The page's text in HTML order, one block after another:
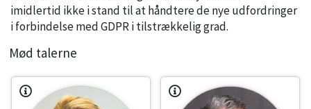
imidlertid ikke i stand til at håndtere de nye udfordringer
i forbindelse med GDPR i tilstrækkelig grad.
Mød talerne